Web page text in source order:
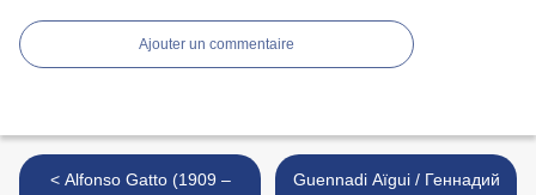
Ajouter un commentaire
< Alfonso Gatto (1909 –
Guennadi Aïgui / Геннадий